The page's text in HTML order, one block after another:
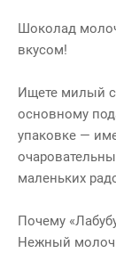
Шоколад
вкусом!
Ищете милый
основному
упаковке —
маленьких
Почему
Нежный